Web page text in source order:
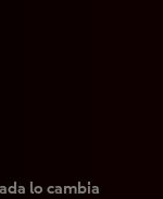
lo cambia